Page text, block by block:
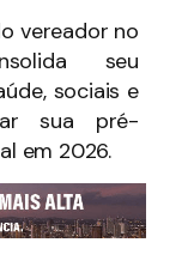
vereador no
seu
sociais e
sua pré-
em 2026.